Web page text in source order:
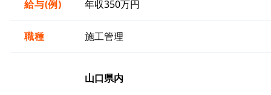
給与(例) 年収350万円
職種 施工管理
山口県内